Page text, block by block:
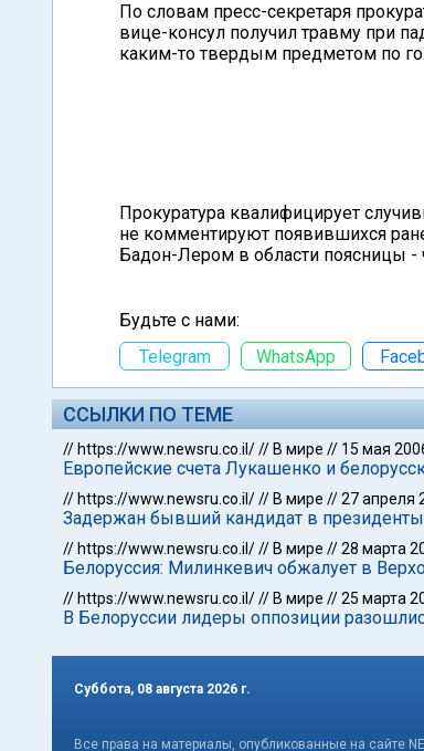
По словам пресс-секретаря
вице-консул получил травму при
каким-то твердым предметом по
Прокуратура квалифицирует
не комментируют появившихся
Бадон-Лером в области поясницы -
Будьте с нами:
Telegram
WhatsApp
ССЫЛКИ ПО ТЕМЕ
// https://www.newsru.co.il/// В мире // 15 мая
Европейские счета Лукашенко и
// https://www.newsru.co.il/// В мире //27 апреля
Задержан бывший кандидат в
// https://www.newsru.co.il/// В мире //28 марта
Белоруссия: Милинкевич обжалует в
// https://www.newsru.co.il/// В мире //25 марта
В Белоруссии лидеры оппозиции
Суббота, 08 августа 2026 г.
Все права на материалы, опубликованные на сайте